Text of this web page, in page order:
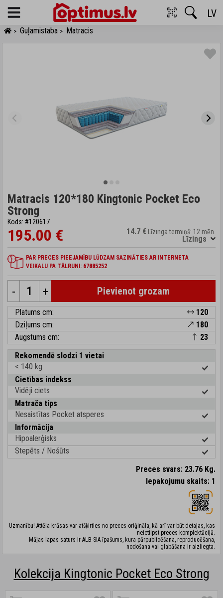
Menu LV
> Guļamistaba > Matracis
Matracis 120*180 Kingtonic Pocket Eco
Strong
Kods: #120617
195.00 € 14.7 € Līzinga termiņš: 12 mēn.
Līzings
PAR PRECES PIEEJAMĪBU LŪDZAM SAZINĀTIES AR INTERNETA
VEIKALU PA TĀLRUNI: 67885252
- + Pievienot grozam
Platums cm:
120
Dziļums cm:
180
Augstums cm:
23
Rekomendē slodzi 1 vietai
< 140 kg
Cietības indekss
Vidēji ciets
Matrača tips
Nesaistītas Pocket atsperes
Informācija
Hipoalerģisks
Stepēts / Nošūts
Preces svars: 23.76 Kg.
Iepakojumu skaits: 1
Uzmanību! Attēla krāsas var atšķirties no preces oriģināla, kā arī var būt detaļas, kas
neietilpst preces komplektācijā.
Mājas lapas saturs ir ALB SIA īpašums, kura pārpublicēšana, reproducēšana,
nodošana vai glabāšana ir aizliegta.
Kolekcija Kingtonic Pocket Eco Strong